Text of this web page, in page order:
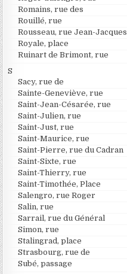
Romains, rue des
Rouillé, rue
Rousseau, rue Jean-Jacques
Royale, place
Ruinart de Brimont, rue
S
Sacy, rue de
Sainte-Geneviève, rue
Saint-Jean-Césarée, rue
Saint-Julien, rue
Saint-Just, rue
Saint-Maurice, rue
Saint-Pierre, rue du Cadran
Saint-Sixte, rue
Saint-Thierry, rue
Saint-Timothée, Place
Salengro, rue Roger
Salin, rue
Sarrail, rue du Général
Simon, rue
Stalingrad, place
Strasbourg, rue de
Subé, passage